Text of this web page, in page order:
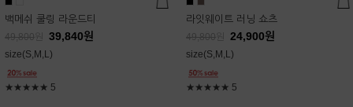
백메쉬 쿨링 라운드티
49,800 39,840원
size(S,M,L)
★★★★★ 5
라잇웨이트 러닝 쇼츠
49,800 24,900원
size(S,M,L)
★★★★★ 5